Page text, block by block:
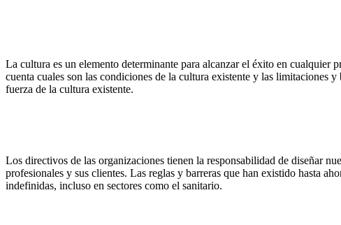
La cultura es un elemento determinante para alcanzar el éxito en cualquier
cuenta cuales son las condiciones de la cultura existente y las limitaciones
fuerza de la cultura existente.
Los directivos de las organizaciones tienen la responsabilidad de diseñar
profesionales y sus clientes. Las reglas y barreras que han existido hasta
indefinidas, incluso en sectores como el sanitario.